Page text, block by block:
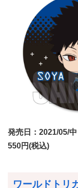
発売日：2021/05/
550円(税込)
ワールドトリ